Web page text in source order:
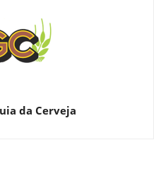
da Cerveja